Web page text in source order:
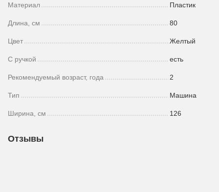
Материал Пластик
Длина, см 80
Цвет Желтый
С ручкой есть
Рекомендуемый возраст, года 2
Тип Машина
Ширина, см 126
Отзывы